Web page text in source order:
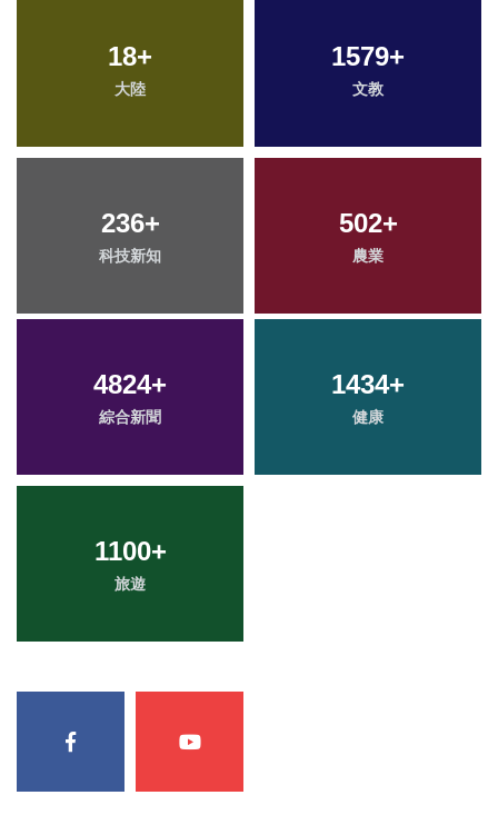
18+
大陸
1579+
文教
236+
科技新知
502+
農業
4824+
綜合新聞
1434+
健康
1100+
旅遊